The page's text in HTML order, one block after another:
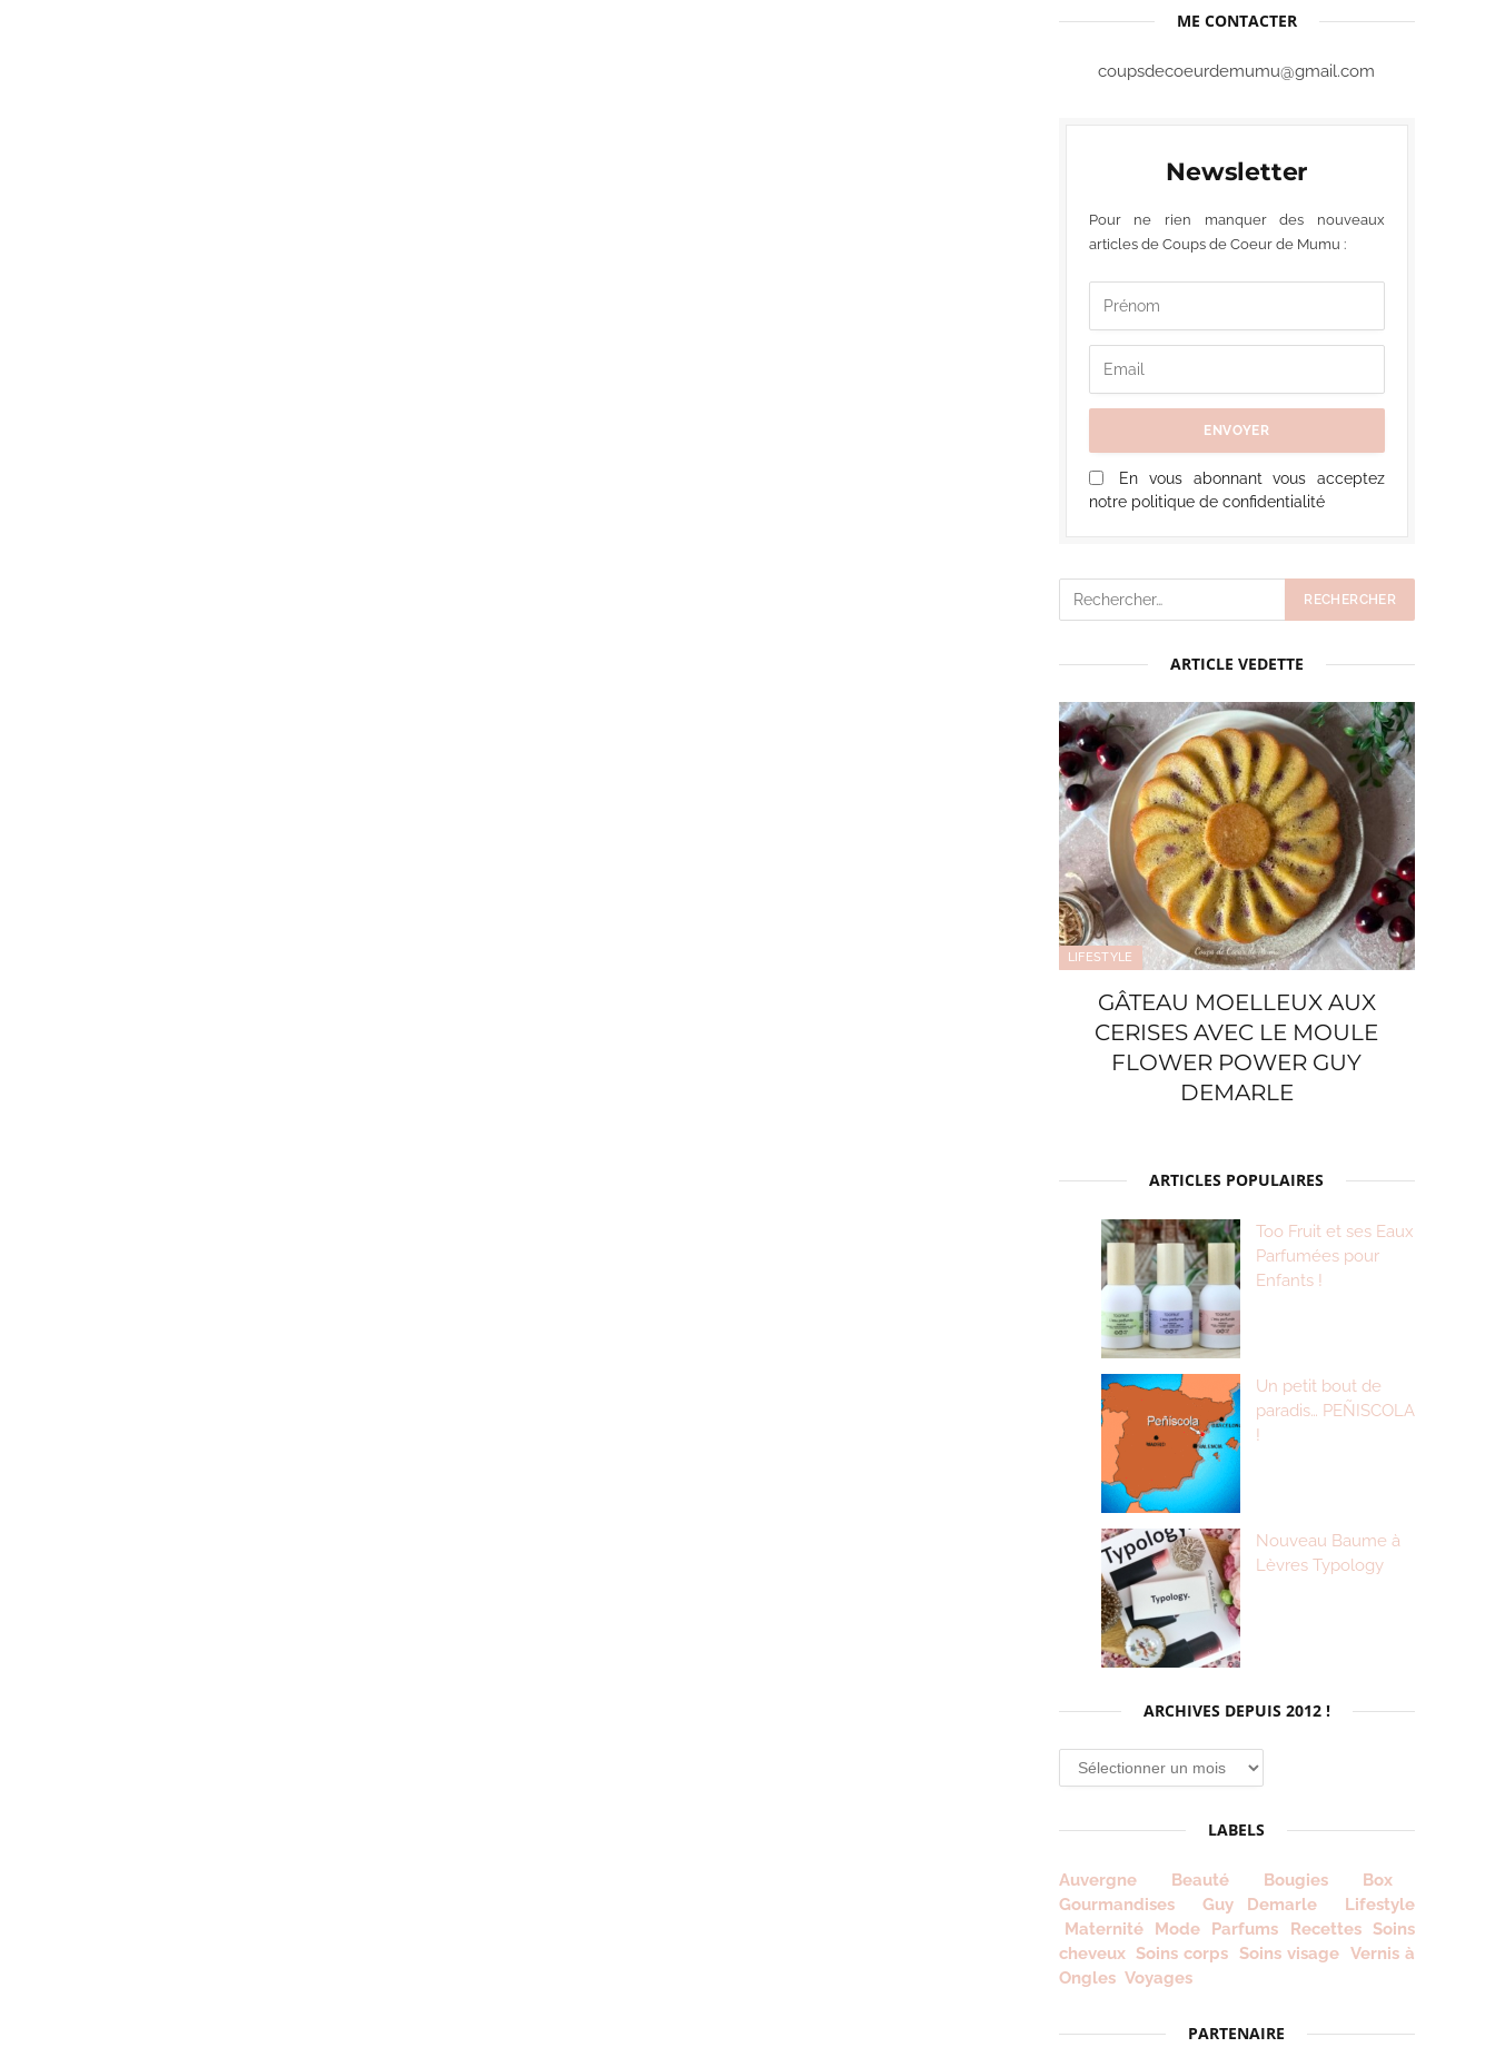
ME CONTACTER
coupsdecoeurdemumu@gmail.com
Newsletter
Pour ne rien manquer des nouveaux
articles de Coups de Coeur de Mumu :
En vous abonnant vous acceptez
notre politique de confidentialité
ARTICLE VEDETTE
LIFESTYLE
GÂTEAU MOELLEUX AUX
CERISES AVEC LE MOULE
FLOWER POWER GUY
DEMARLE
ARTICLES POPULAIRES
Too Fruit et ses Eaux
Parfumées pour
Enfants !
Un petit bout de
paradis… PEÑISCOLA
!
Nouveau Baume à
Lèvres Typology
ARCHIVES DEPUIS 2012 !
Archives
depuis
!
LABELS
Auvergne Beauté Bougies
Box
Gourmandises
Guy Demarle
Lifestyle
Maternité
Mode Parfums Recettes Soins
cheveux Soins corps Soins visage Vernis à
Ongles Voyages
PARTENAIRE